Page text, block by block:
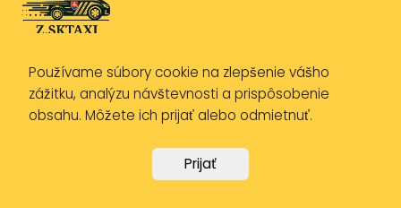
Zásady ochrany osobných údajov
Zásady používania cookies
Používame súbory cookie na zlepšenie vášho
zážitku, analýzu návštevnosti a prispôsobenie
obsahu. Môžete ich prijať alebo odmietnuť.
Prijať